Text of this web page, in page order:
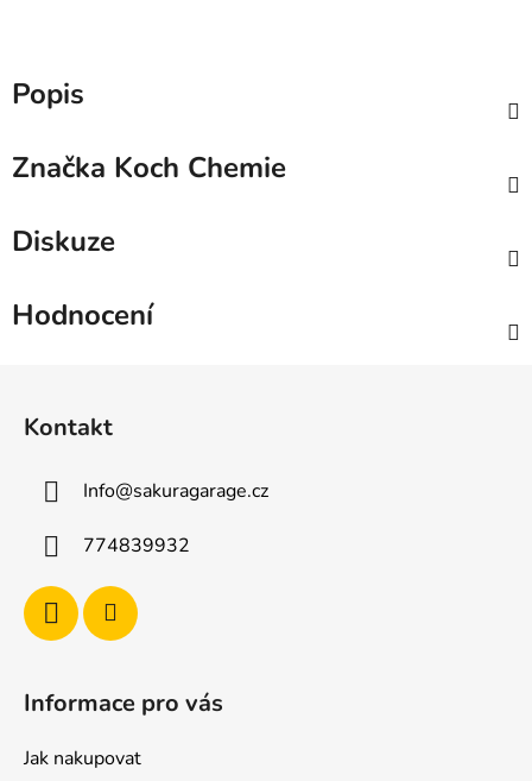
Popis
Značka Koch Chemie
Diskuze
Hodnocení
Kontakt
Info@sakuragarage.cz
774839932
Informace pro vás
Jak nakupovat